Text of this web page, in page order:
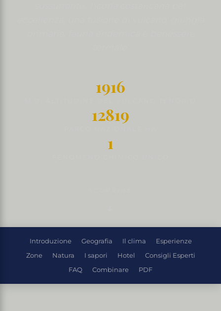
1916
12819
1
Introduzione Geografia Il clima
Esperienze
Zone
Natura I sapori Hotel
Consigli Esperti
FAQ
Combinare PDF